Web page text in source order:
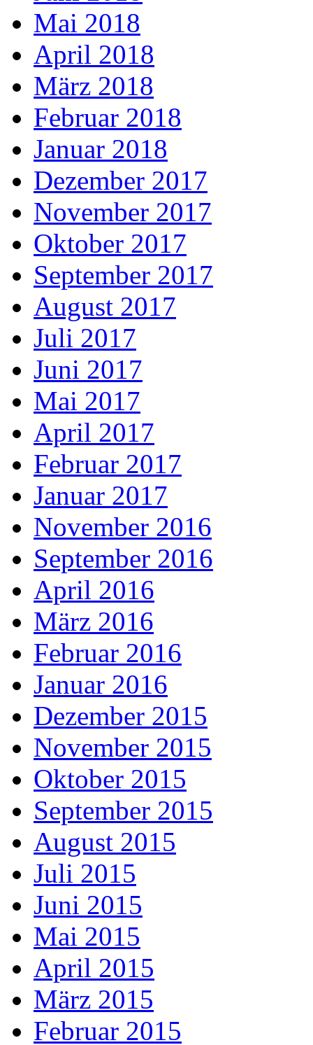
Mai 2018
April 2018
März 2018
Februar 2018
Januar 2018
Dezember 2017
November 2017
Oktober 2017
September 2017
August 2017
Juli 2017
Juni 2017
Mai 2017
April 2017
Februar 2017
Januar 2017
November 2016
September 2016
April 2016
März 2016
Februar 2016
Januar 2016
Dezember 2015
November 2015
Oktober 2015
September 2015
August 2015
Juli 2015
Juni 2015
Mai 2015
April 2015
März 2015
Februar 2015